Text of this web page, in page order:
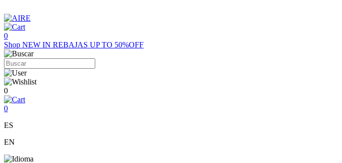
0
Shop NEW IN REBAJAS UP TO 50%OFF
0
0
ES
EN